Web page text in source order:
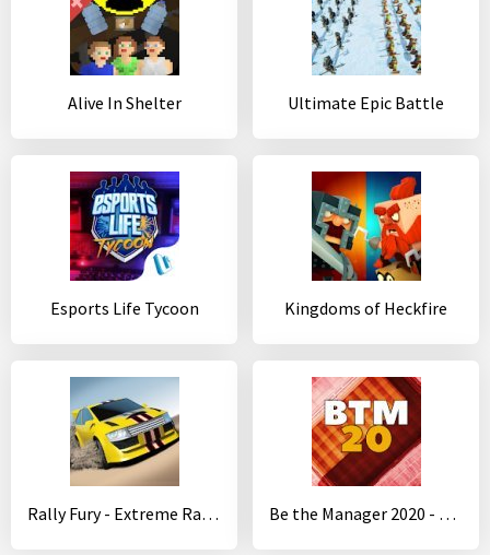
Alive In Shelter Ultimate Epic Battle
Esports Life Tycoon Kingdoms of Heckfire
Rally Fury - Extreme Racing Be the Manager 2020 - Football Strategy